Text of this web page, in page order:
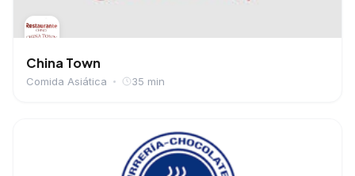
China Town
Comida Asiática 35 min